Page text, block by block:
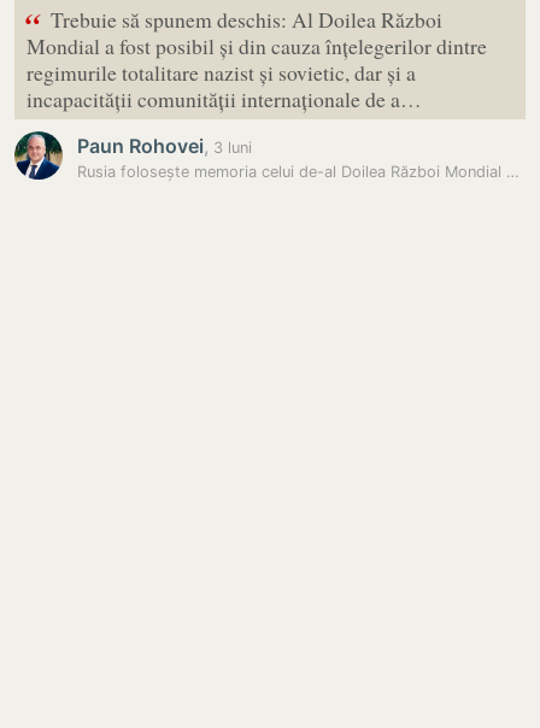
“ Trebuie să spunem deschis: Al Doilea Război
Mondial a fost posibil și din cauza înțelegerilor dintre
regimurile totalitare nazist și sovietic, dar și a
incapacității comunității internaționale de a…
Paun Rohovei, 3 luni
Rusia folosește memoria celui de-al Doilea Război Mondial pentru a…